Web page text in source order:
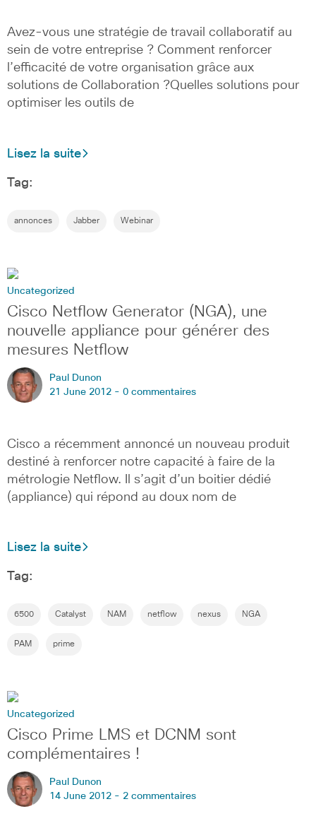
Avez-vous une stratégie de travail collaboratif au
sein de votre entreprise ? Comment renforcer
l’efficacité de votre organisation grâce aux
solutions de Collaboration ?Quelles solutions pour
optimiser les outils de
Lisez la suite
Tag:
annonces Jabber Webinar
Uncategorized
Cisco Netflow Generator (NGA), une
nouvelle appliance pour générer des
mesures Netflow
Paul Dunon
21 June 2012 - 0 commentaires
Cisco a récemment annoncé un nouveau produit
destiné à renforcer notre capacité à faire de la
métrologie Netflow. Il s’agit d’un boitier dédié
(appliance) qui répond au doux nom de
Lisez la suite
Tag:
6500 Catalyst NAM netflow nexus NGA
PAM prime
Uncategorized
Cisco Prime LMS et DCNM sont
complémentaires !
Paul Dunon
14 June 2012 - 2 commentaires